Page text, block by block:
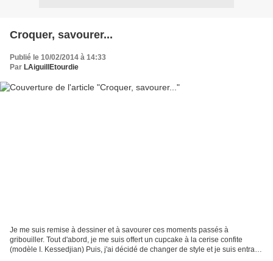
Croquer, savourer...
Publié le 10/02/2014 à 14:33
Par LAiguillEtourdie
Je me suis remise à dessiner et à savourer ces moments passés à
gribouiller. Tout d'abord, je me suis offert un cupcake à la cerise confite
(modèle I. Kessedjian) Puis, j'ai décidé de changer de style et je suis entrain